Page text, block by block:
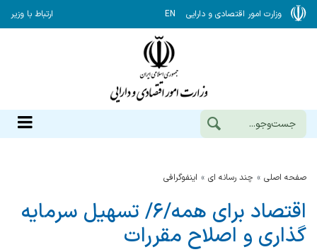
وزارت امور اقتصادی و دارایی EN ارتباط با وزیر
صفحه اصلی چند رسانه ای اینفوگرافی
اقتصاد برای همه/۶/ تسهیل سرمایه
گذاری و اصلاح مقررات